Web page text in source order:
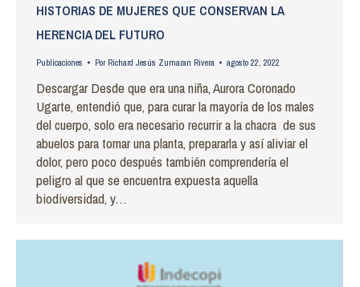
HISTORIAS DE MUJERES QUE CONSERVAN LA
HERENCIA DEL FUTURO
Publicaciones Por Richard Jesús Zumaran Rivera agosto 22, 2022
Descargar Desde que era una niña, Aurora Coronado
Ugarte, entendió que, para curar la mayoría de los males
del cuerpo, solo era necesario recurrir a la chacra de sus
abuelos para tomar una planta, prepararla y así aliviar el
dolor, pero poco después también comprendería el
peligro al que se encuentra expuesta aquella
biodiversidad, y…